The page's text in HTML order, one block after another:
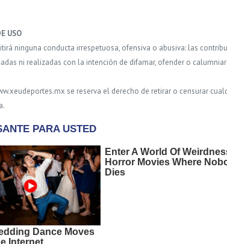
USO
ninguna conducta irrespetuosa, ofensiva o abusiva: las
ni realizadas con la intención de difamar, ofender o
se reserva el derecho de retirar o censurar